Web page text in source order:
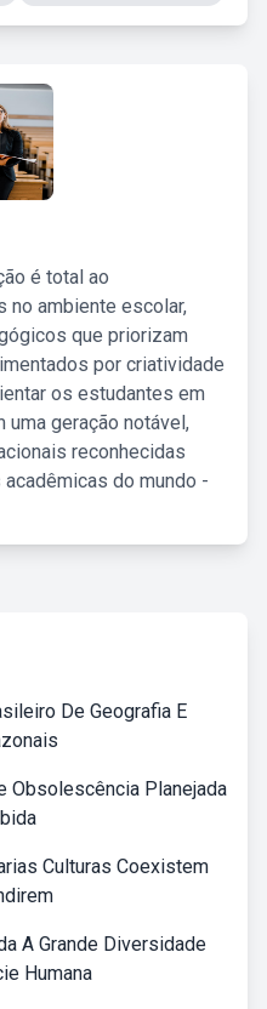
é total ao
no ambiente escolar,
que priorizam
por criatividade
os estudantes em
uma geração notável,
reconhecidas
do mundo -
De Geografia E
Obsolescência Planejada
Culturas Coexistem
A Grande Diversidade
Humana